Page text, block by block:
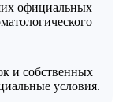
официальных
и собственных
условия.